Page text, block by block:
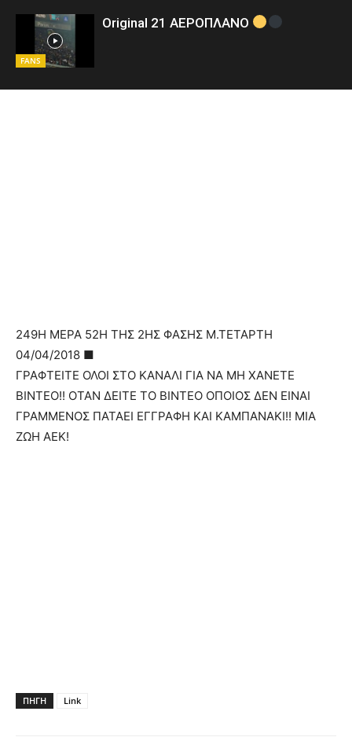
FANS
Original 21 ΑΕΡΟΠΛΑΝΟ
249Η ΜΕΡΑ 52Η ΤΗΣ 2ΗΣ ΦΑΣΗΣ Μ.ΤΕΤΑΡΤΗ
04/04/2018 ■
ΓΡΑΦΤΕΙΤΕ ΟΛΟΙ ΣΤΟ ΚΑΝΑΛΙ ΓΙΑ ΝΑ ΜΗ ΧΑΝΕΤΕ
ΒΙΝΤΕΟ!! ΟΤΑΝ ΔΕΙΤΕ ΤΟ ΒΙΝΤΕΟ ΟΠΟΙΟΣ ΔΕΝ ΕΙΝΑΙ
ΓΡΑΜΜΕΝΟΣ ΠΑΤΑΕΙ ΕΓΓΡΑΦΗ ΚΑΙ ΚΑΜΠΑΝΑΚΙ!! ΜΙΑ
ΖΩΗ ΑΕΚ!
ΠΗΓΗ Link